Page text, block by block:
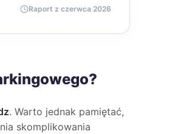
Raport z czerwca 2026
. Warto jednak pamiętać,
skomplikowania